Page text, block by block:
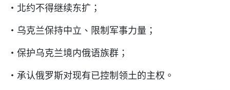
•北约不得继续东扩；
•乌克兰保持中立、限制军事力量；
•保护乌克兰境内俄语族群；
•承认俄罗斯对现有已控制领土的主权。